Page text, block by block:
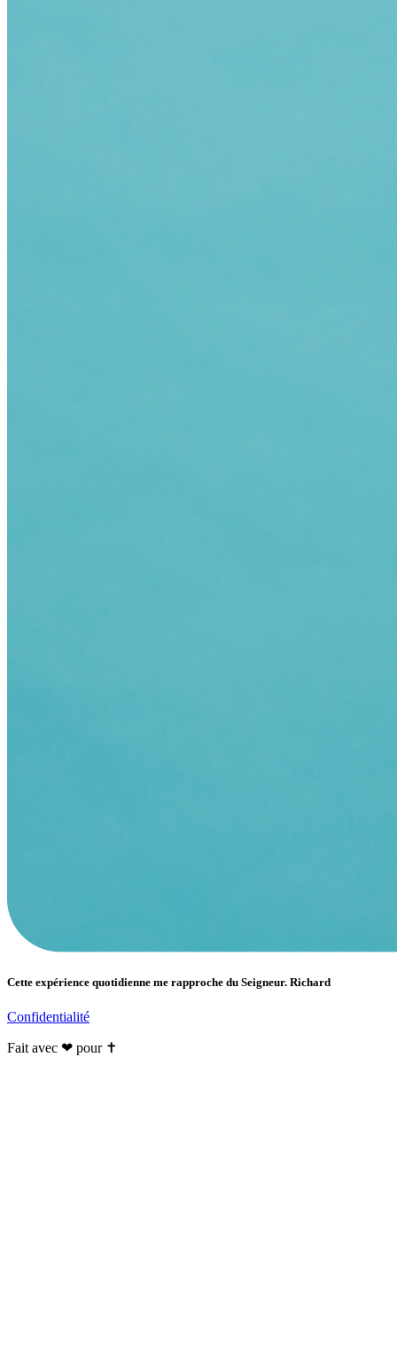
Cette expérience quotidienne me rapproche du Seigneur. Richard
Confidentialité
Fait avec ❤ pour ✝️️